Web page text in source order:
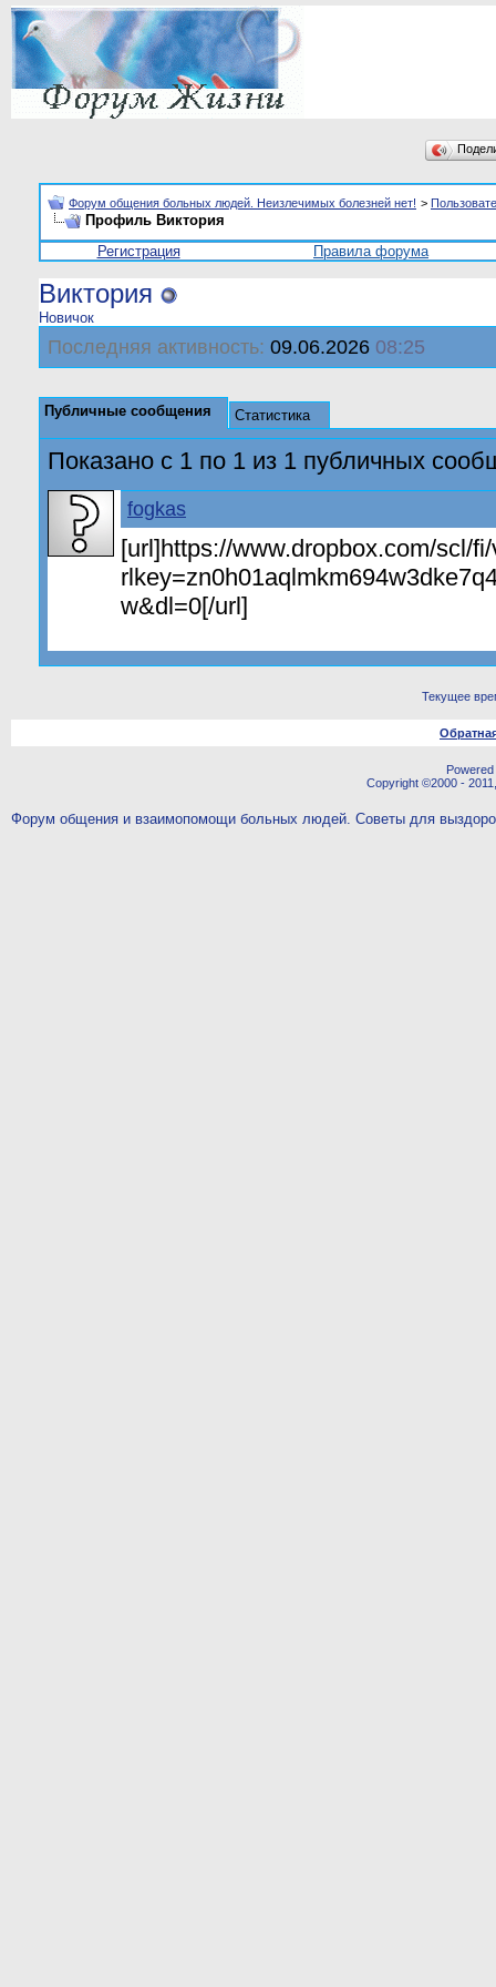
Форум общения больных людей. Неизлечимых болезней нет! >
Профиль Bиктория
Регистрация
Правила форума
Bиктория
Новичок
Последняя активность: 09.06.2026 08:25
Публичные сообщения Статистика
Показано с 1 по 1 из 1 публичных
fogkas
[url]https://www.dropbox.com/scl/
w&dl=0[/url]
Текущее
Copyright ©2000 -
Форум общения и взаимопомощи больных людей. Советы для